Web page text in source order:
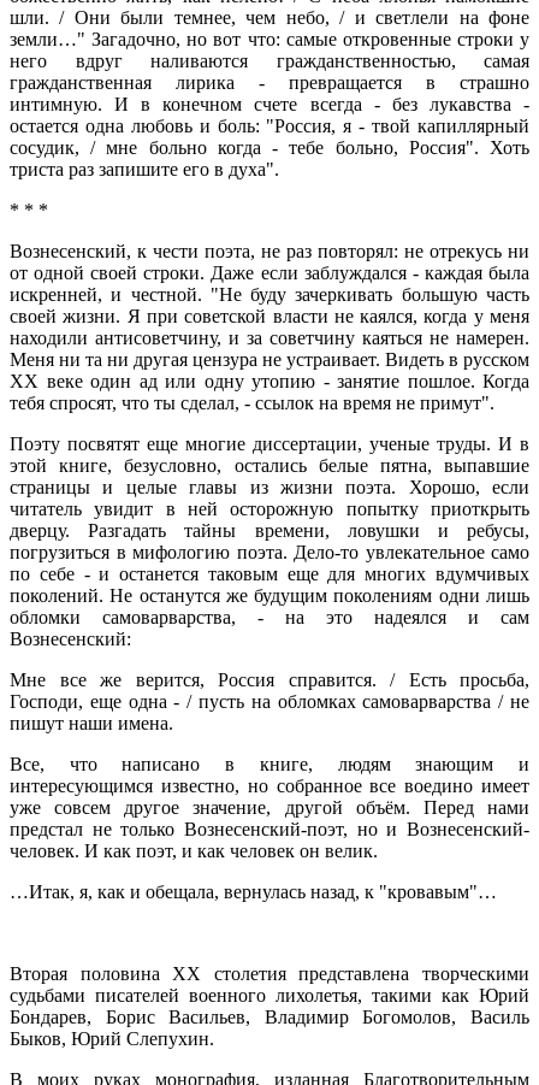
шли. / Они были темнее, чем небо, / и светлели на фоне
земли…" Загадочно, но вот что: самые откровенные строки у
него вдруг наливаются гражданственностью, самая
гражданственная лирика - превращается в страшно
интимную. И в конечном счете всегда - без лукавства -
остается одна любовь и боль: "Россия, я - твой капиллярный
сосудик, / мне больно когда - тебе больно, Россия". Хоть
триста раз запишите его в духа".
* * *
Вознесенский, к чести поэта, не раз повторял: не отрекусь ни
от одной своей строки. Даже если заблуждался - каждая была
искренней, и честной. "Не буду зачеркивать большую часть
своей жизни. Я при советской власти не каялся, когда у меня
находили антисоветчину, и за советчину каяться не намерен.
Меня ни та ни другая цензура не устраивает. Видеть в русском
XX веке один ад или одну утопию - занятие пошлое. Когда
тебя спросят, что ты сделал, - ссылок на время не примут".
Поэту посвятят еще многие диссертации, ученые труды. И в
этой книге, безусловно, остались белые пятна, выпавшие
страницы и целые главы из жизни поэта. Хорошо, если
читатель увидит в ней осторожную попытку приоткрыть
дверцу. Разгадать тайны времени, ловушки и ребусы,
погрузиться в мифологию поэта. Дело-то увлекательное само
по себе - и останется таковым еще для многих вдумчивых
поколений. Не останутся же будущим поколениям одни лишь
обломки самоварварства, - на это надеялся и сам
Вознесенский:
Мне все же верится, Россия справится. / Есть просьба,
Господи, еще одна - / пусть на обломках самоварварства / не
пишут наши имена.
Все, что написано в книге, людям знающим и
интересующимся известно, но собранное все воедино имеет
уже совсем другое значение, другой объём. Перед нами
предстал не только Вознесенский-поэт, но и Вознесенский-
человек. И как поэт, и как человек он велик.
…Итак, я, как и обещала, вернулась назад, к "кровавым"…
Вторая половина XX столетия представлена творческими
судьбами писателей военного лихолетья, такими как Юрий
Бондарев, Борис Васильев, Владимир Богомолов, Василь
Быков, Юрий Слепухин.
В моих руках монография, изданная Благотворительным